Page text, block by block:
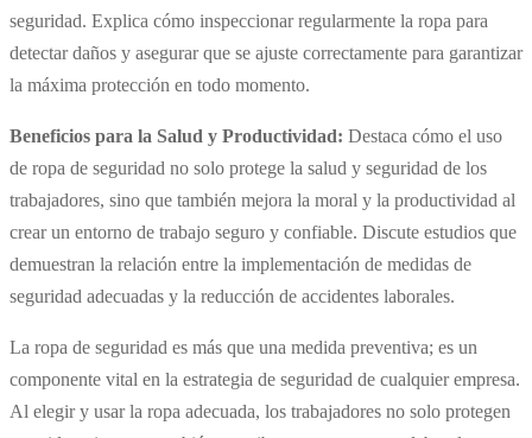
seguridad. Explica cómo inspeccionar regularmente la ropa para
detectar daños y asegurar que se ajuste correctamente para garantizar
la máxima protección en todo momento.
Beneficios para la Salud y Productividad: Destaca cómo el uso
de ropa de seguridad no solo protege la salud y seguridad de los
trabajadores, sino que también mejora la moral y la productividad al
crear un entorno de trabajo seguro y confiable. Discute estudios que
demuestran la relación entre la implementación de medidas de
seguridad adecuadas y la reducción de accidentes laborales.
La ropa de seguridad es más que una medida preventiva; es un
componente vital en la estrategia de seguridad de cualquier empresa.
Al elegir y usar la ropa adecuada, los trabajadores no solo protegen